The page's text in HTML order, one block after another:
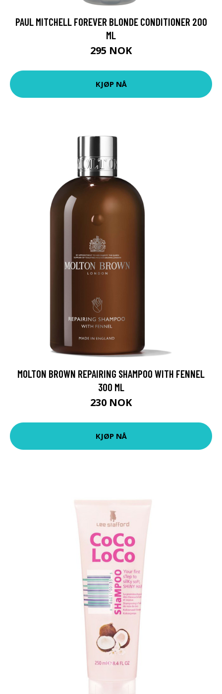
PAUL MITCHELL FOREVER BLONDE CONDITIONER 200
ML
295 NOK
KJØP NÅ
MOLTON BROWN REPAIRING SHAMPOO WITH FENNEL
300 ML
230 NOK
KJØP NÅ